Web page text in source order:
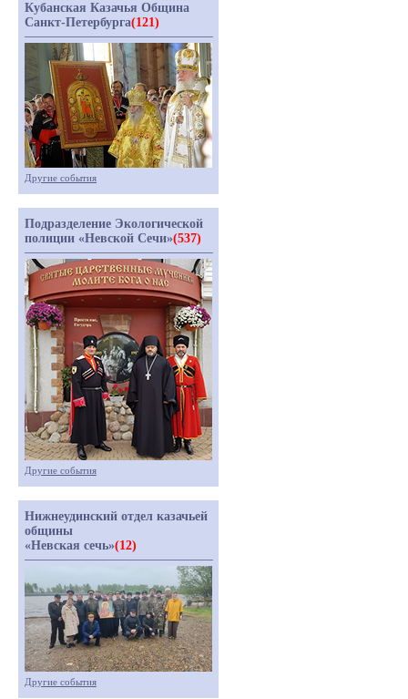
Кубанская Казачья Община
Санкт-Петербурга(121)
Другие события
Подразделение Экологической
полиции «Невской Сечи»(537)
Другие события
Нижнеудинский отдел казачьей
общины
«Невская сечь»(12)
Другие события